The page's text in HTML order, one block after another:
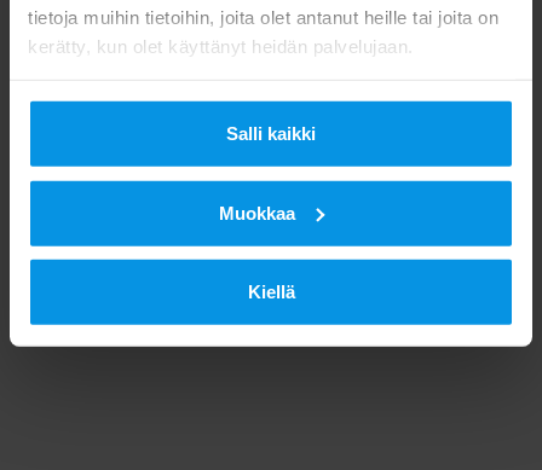
tietoja muihin tietoihin, joita olet antanut heille tai joita on
kerätty, kun olet käyttänyt heidän palvelujaan.
Salli kaikki
Muokkaa
Kiellä